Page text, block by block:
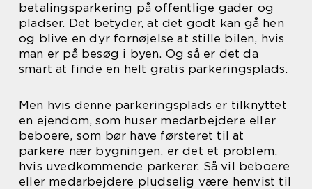
betalingsparkering på offentlige gader og
pladser. Det betyder, at det godt kan gå hen
og blive en dyr fornøjelse at stille bilen, hvis
man er på besøg i byen. Og så er det da
smart at finde en helt gratis parkeringsplads.
Men hvis denne parkeringsplads er tilknyttet
en ejendom, som huser medarbejdere eller
beboere, som bør have førsteret til at
parkere nær bygningen, er det et problem,
hvis uvedkommende parkerer. Så vil beboere
eller medarbejdere pludselig være henvist til